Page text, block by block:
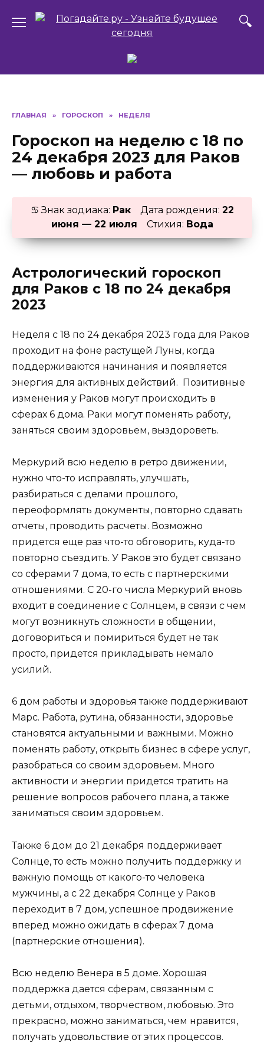
ГЛАВНАЯ » ГОРОСКОП » НЕДЕЛЯ
Гороскоп на неделю с 18 по
24 декабря 2023 для Раков
— любовь и работа
♋ Знак зодиака: РакДата рождения: 22
июня — 22 июля Стихия: Вода
Астрологический гороскоп
для Раков с 18 по 24 декабря
2023
Неделя с 18 по 24 декабря 2023 года для Раков
проходит на фоне растущей Луны, когда
поддерживаются начинания и появляется
энергия для активных действий. Позитивные
изменения у Раков могут происходить в
сферах 6 дома. Раки могут поменять работу,
заняться своим здоровьем, выздороветь.
Меркурий всю неделю в ретро движении,
нужно что-то исправлять, улучшать,
разбираться с делами прошлого,
переоформлять документы, повторно сдавать
отчеты, проводить расчеты. Возможно
придется еще раз что-то обговорить, куда-то
повторно съездить. У Раков это будет связано
со сферами 7 дома, то есть с партнерскими
отношениями. С 20-го числа Меркурий вновь
входит в соединение с Солнцем, в связи с чем
могут возникнуть сложности в общении,
договориться и помириться будет не так
просто, придется прикладывать немало
усилий.
6 дом работы и здоровья также поддерживают
Марс. Работа, рутина, обязанности, здоровье
становятся актуальными и важными. Можно
поменять работу, открыть бизнес в сфере услуг,
разобраться со своим здоровьем. Много
активности и энергии придется тратить на
решение вопросов рабочего плана, а также
заниматься своим здоровьем.
Также 6 дом до 21 декабря поддерживает
Солнце, то есть можно получить поддержку и
важную помощь от какого-то человека
мужчины, а с 22 декабря Солнце у Раков
переходит в 7 дом, успешное продвижение
вперед можно ожидать в сферах 7 дома
(партнерские отношения).
Всю неделю Венера в 5 доме. Хорошая
поддержка дается сферам, связанным с
детьми, отдыхом, творчеством, любовью. Это
прекрасно, можно заниматься, чем нравится,
получать удовольствие от этих процессов.